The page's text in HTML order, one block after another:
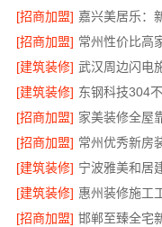
[招商加盟] 嘉兴美居乐：
[招商加盟]
[建筑装修]
[建筑装修]
[招商加盟]
[招商加盟] 常州优秀新房
[建筑装修] 宁波雅美和居
[建筑装修] 惠州装修施工
[招商加盟] 邯郸至臻全宅